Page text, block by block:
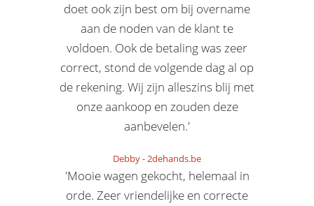
doet ook zijn best om bij overname
aan de noden van de klant te
voldoen. Ook de betaling was zeer
correct, stond de volgende dag al op
de rekening. Wij zijn alleszins blij met
onze aankoop en zouden deze
aanbevelen.'
Debby-2dehands.be
'Mooie wagen gekocht, helemaal in
orde. Zeer vriendelijke en correcte